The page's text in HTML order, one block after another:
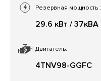
Двигатель:
4TNV98-GGFC
Резервная мощность :
29.6 кВт / 37кВА